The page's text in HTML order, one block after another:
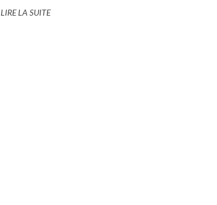
LIRE LA SUITE